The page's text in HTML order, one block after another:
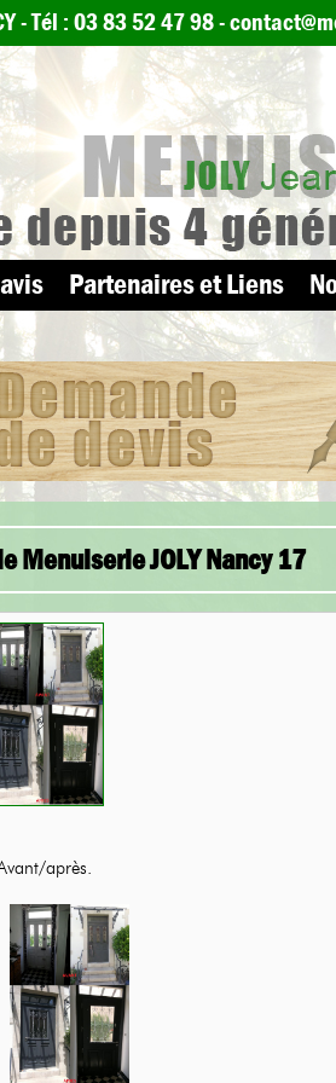
-Tél : 03 83 52 47 98-
Partenaires et Liens
Menuiserie JOLY Nancy 17
après.